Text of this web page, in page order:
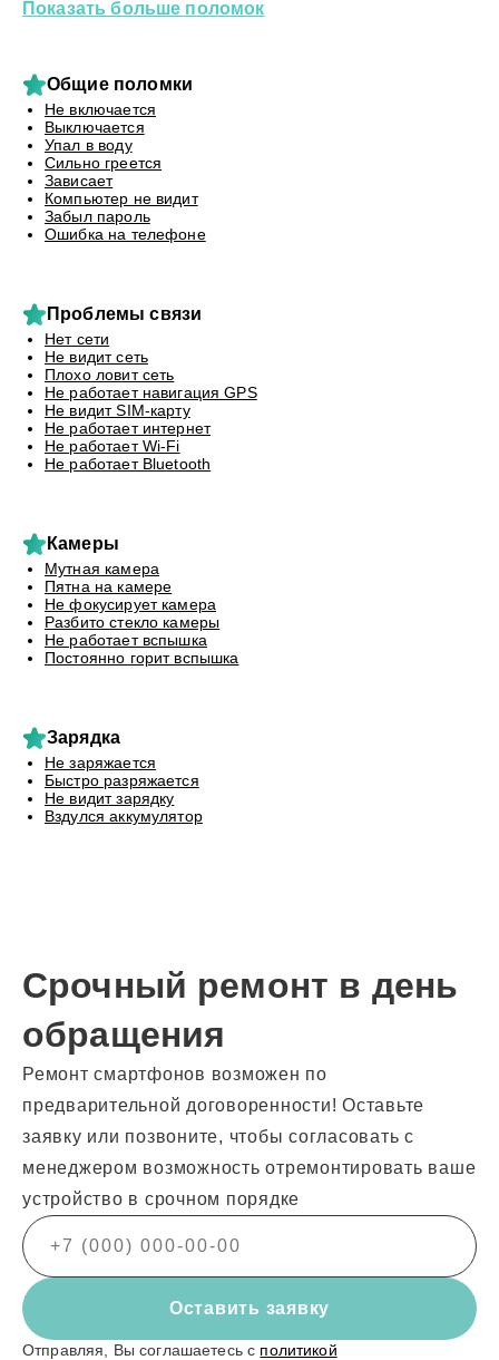
Показать больше поломок
Общие поломки
Не включается
Выключается
Упал в воду
Сильно греется
Зависает
Компьютер не видит
Забыл пароль
Ошибка на телефоне
Проблемы связи
Нет сети
Не видит сеть
Плохо ловит сеть
Не работает навигация GPS
Не видит SIM-карту
Не работает интернет
Не работает Wi-Fi
Не работает Bluetooth
Камеры
Мутная камера
Пятна на камере
Не фокусирует камера
Разбито стекло камеры
Не работает вспышка
Постоянно горит вспышка
Зарядка
Не заряжается
Быстро разряжается
Не видит зарядку
Вздулся аккумулятор
Срочный ремонт в день
обращения
Ремонт смартфонов возможен по
предварительной договоренности! Оставьте
заявку или позвоните, чтобы согласовать с
менеджером возможность отремонтировать ваше
устройство в срочном порядке
Оставить заявку
Отправляя, Вы соглашаетесь с политикой